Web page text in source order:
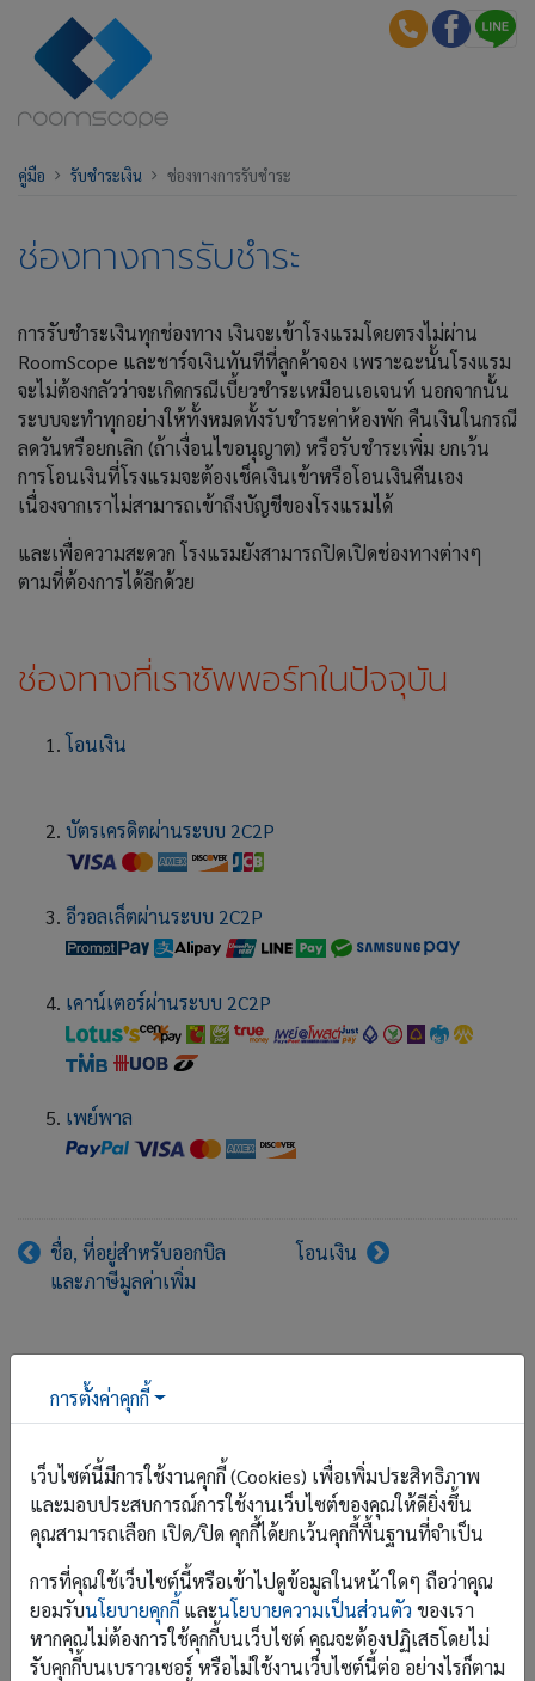
คู่มือ รับชำระเงิน ช่องทางการรับชำระ
ช่องทางการรับชำระ
การรับชำระเงินทุกช่องทาง เงินจะเข้าโรงแรมโดยตรงไม่ผ่าน
RoomScope และชาร์จเงินทันทีที่ลูกค้าจอง เพราะฉะนั้นโรงแรม
จะไม่ต้องกลัวว่าจะเกิดกรณีเบี้ยวชำระเหมือนเอเจนท์ นอกจากนั้น
ระบบจะทำทุกอย่างให้ทั้งหมดทั้งรับชำระค่าห้องพัก คืนเงินในกรณี
ลดวันหรือยกเลิก (ถ้าเงื่อนไขอนุญาต) หรือรับชำระเพิ่ม ยกเว้น
การโอนเงินที่โรงแรมจะต้องเช็คเงินเข้าหรือโอนเงินคืนเอง
เนื่องจากเราไม่สามารถเข้าถึงบัญชีของโรงแรมได้
และเพื่อความสะดวก โรงแรมยังสามารถปิดเปิดช่องทางต่างๆ
ตามที่ต้องการได้อีกด้วย
ช่องทางที่เราซัพพอร์ทในปัจจุบัน
โอนเงิน
บัตรเครดิตผ่านระบบ 2C2P
อีวอลเล็ตผ่านระบบ 2C2P
เคาน์เตอร์ผ่านระบบ 2C2P
เพย์พาล
ชื่อ, ที่อยู่สำหรับออกบิล
และภาษีมูลค่าเพิ่ม
โอนเงิน
เริ่มต้นการใช้
บัญชีผู้ใช้
โรงแรม
รับชำระเงิน
ช่องทางการรับชำระ
การตั้งค่าคุกกี้
เว็บไซต์นี้มีการใช้งานคุกกี้ (Cookies) เพื่อเพิ่มประสิทธิภาพ
และมอบประสบการณ์การใช้งานเว็บไซต์ของคุณให้ดียิ่งขึ้น
คุณสามารถเลือก เปิด/ปิด คุกกี้ได้ยกเว้นคุกกี้พื้นฐานที่จำเป็น
การที่คุณใช้เว็บไซต์นี้หรือเข้าไปดูข้อมูลในหน้าใดๆ ถือว่าคุณ
ยอมรับนโยบายคุกกี้และนโยบายความเป็นส่วนตัว ของเรา
หากคุณไม่ต้องการใช้คุกกี้บนเว็บไซต์ คุณจะต้องปฏิเสธโดยไม่
รับคุกกี้บนเบราวเซอร์ หรือไม่ใช้งานเว็บไซต์นี้ต่อ อย่างไรก็ตาม